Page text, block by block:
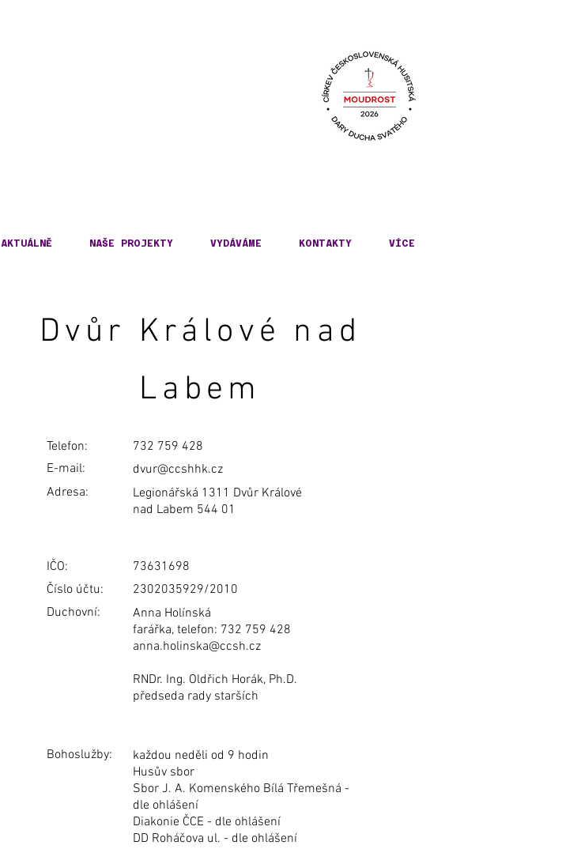
AKTUÁLNĚ NAŠE PROJEKTY VYDÁVÁME KONTAKTY VÍCE
Dvůr Králové nad
Labem
Telefon:
E-mail:
Adresa:
732 759 428
dvur@ccshhk.cz
Legionářská 1311 Dvůr Králové
nad Labem 544 01
IČO:
Číslo účtu:
Duchovní:
73631698
2302035929/2010
Anna Holínská
farářka, telefon: 732 759 428
anna.holinska@ccsh.cz
RNDr. Ing. Oldřich Horák, Ph.D.
předseda rady starších
Bohoslužby:
každou neděli od 9 hodin
Husův sbor
Sbor J. A. Komenského Bílá Třemešná -
dle ohlášení
Diakonie ČCE - dle ohlášení
DD Roháčova ul. - dle ohlášení